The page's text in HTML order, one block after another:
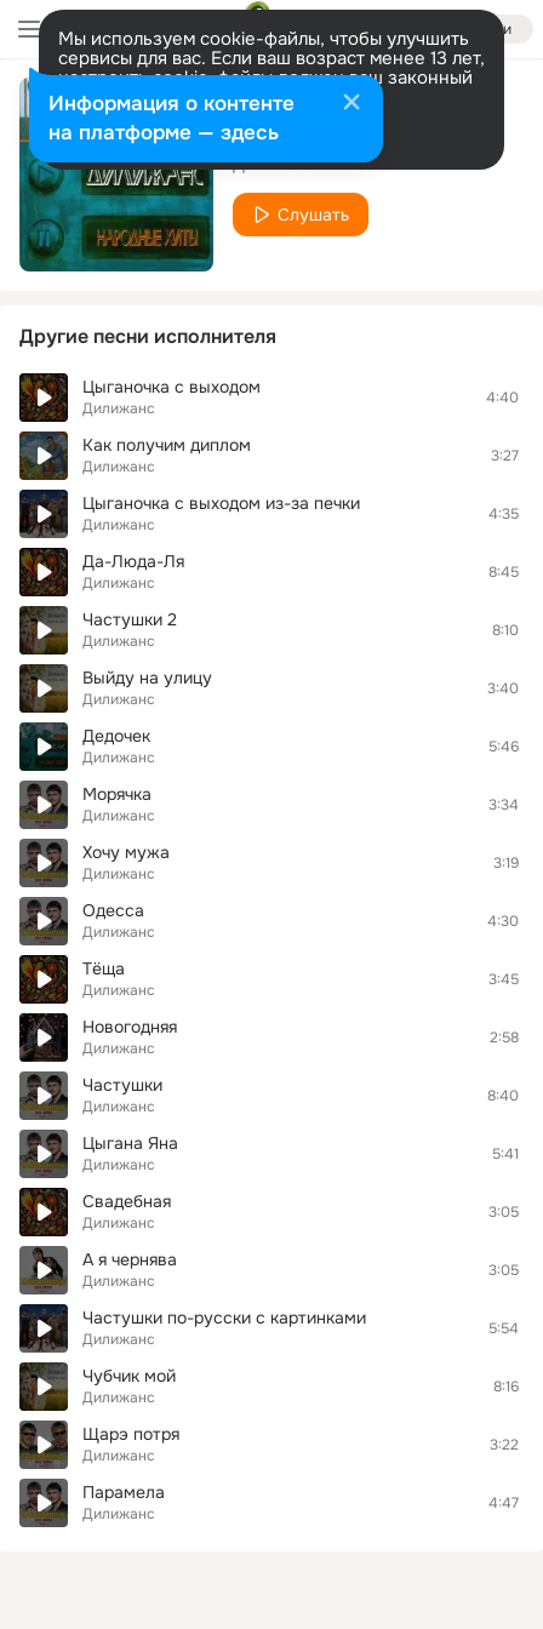
Войти
Мы используем cookie-файлы, чтобы улучшить
сервисы для вас. Если ваш возраст менее 13 лет,
настроить cookie-файлы должен ваш законный
представитель. Больше информации
Разрешить все Настроить
Выйду на улицу
Дилижанс
Слушать
Другие песни исполнителя
Цыганочка с выходом
Дилижанс
4:40
Как получим диплом
Дилижанс
3:27
Цыганочка с выходом из-за печки
Дилижанс
4:35
Да-Люда-Ля
Дилижанс
8:45
Частушки 2
Дилижанс
8:10
Выйду на улицу
Дилижанс
3:40
Дедочек
Дилижанс
5:46
Морячка
Дилижанс
3:34
Хочу мужа
Дилижанс
3:19
Одесса
Дилижанс
4:30
Тёща
Дилижанс
3:45
Новогодняя
Дилижанс
2:58
Частушки
Дилижанс
8:40
Цыгана Яна
Дилижанс
5:41
Свадебная
Дилижанс
3:05
А я чернява
Дилижанс
3:05
Частушки по-русски с картинками
Дилижанс
5:54
Чубчик мой
Дилижанс
8:16
Щарэ потря
Дилижанс
3:22
Парамела
Дилижанс
4:47
Информация о контенте
на платформе — здесь